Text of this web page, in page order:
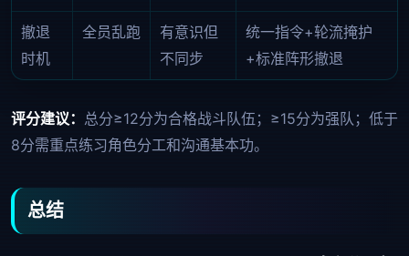
撤退
时机
全员乱跑
有意识但
不同步
统一指令+轮流掩护
+标准阵形撤退
评分建议： 总分≥12分为合格战斗队伍；≥15分为强队；低于
8分需重点练习角色分工和沟通基本功。
总结